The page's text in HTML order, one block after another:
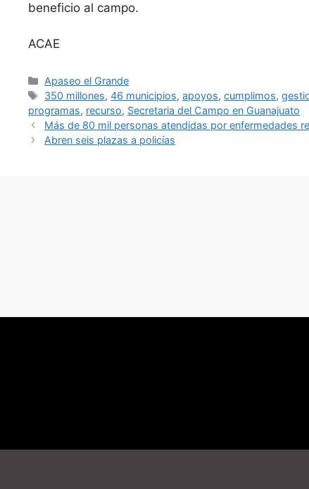
beneficio al campo.
ACAE
Categorías
Apaseo el Grande
Etiquetas
350 millones,46 municipios,apoyos,cumplimos,
programas, recurso, Secretaria del Campo en Guanajuato
Más de 80 mil personas atendidas por enfermedades
Abren seis plazas a policías